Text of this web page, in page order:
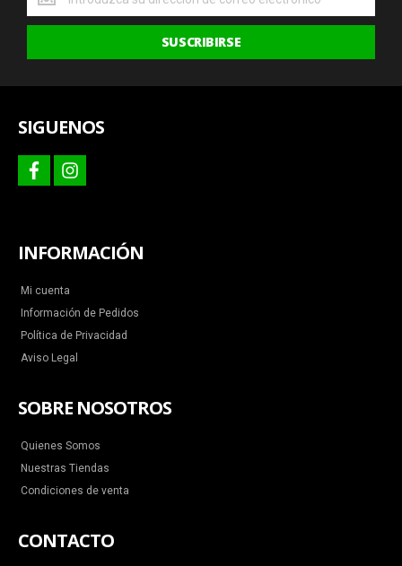
las
últimas
y
SUSCRIBIRSE
SIGUENOS
facebookinstagram
INFORMACIÓN
Mi cuenta
Información de Pedidos
Política de Privacidad
Aviso Legal
SOBRE NOSOTROS
Quienes Somos
Nuestras Tiendas
Condiciones de venta
CONTACTO